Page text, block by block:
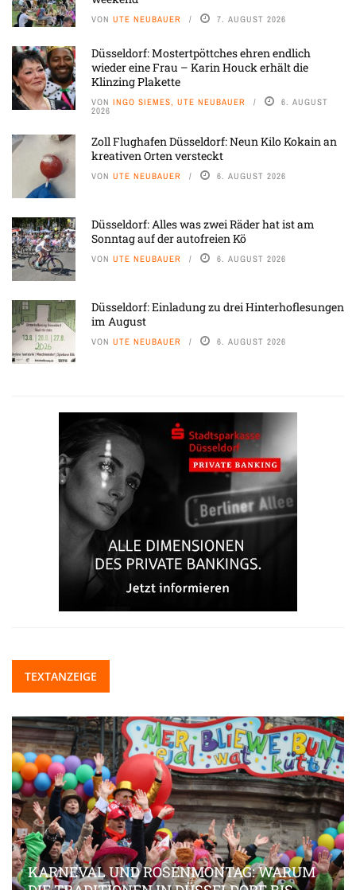
VON UTE NEUBAUER 7. AUGUST 2026
Düsseldorf: Mostertpöttches ehren endlich
wieder eine Frau – Karin Houck erhält die
Klinzing Plakette
VON INGO SIEMES, UTE NEUBAUER 6. AUGUST
2026
Zoll Flughafen Düsseldorf: Neun Kilo Kokain an
kreativen Orten versteckt
VON UTE NEUBAUER 6. AUGUST 2026
Düsseldorf: Alles was zwei Räder hat ist am
Sonntag auf der autofreien Kö
VON UTE NEUBAUER 6. AUGUST 2026
Düsseldorf: Einladung zu drei Hinterhoflesungen
im August
VON UTE NEUBAUER 6. AUGUST 2026
TEXTANZEIGE
KARNEVAL UND ROSENMONTAG: WARUM